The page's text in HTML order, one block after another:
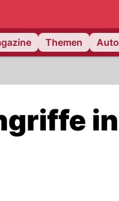
Themen Auto
in